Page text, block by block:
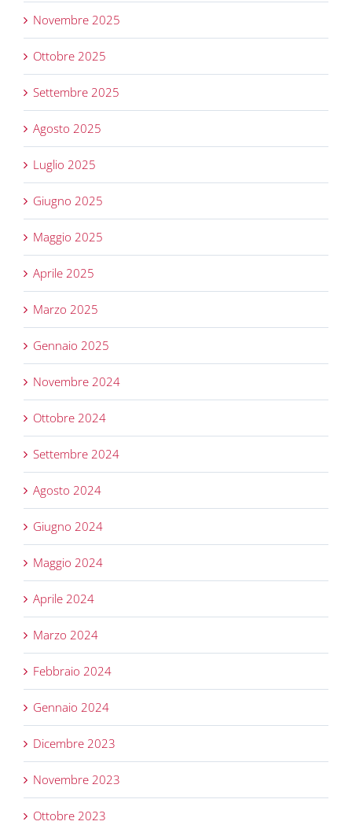
Novembre 2025
Ottobre 2025
Settembre 2025
Agosto 2025
Luglio 2025
Giugno 2025
Maggio 2025
Aprile 2025
Marzo 2025
Gennaio 2025
Novembre 2024
Ottobre 2024
Settembre 2024
Agosto 2024
Giugno 2024
Maggio 2024
Aprile 2024
Marzo 2024
Febbraio 2024
Gennaio 2024
Dicembre 2023
Novembre 2023
Ottobre 2023